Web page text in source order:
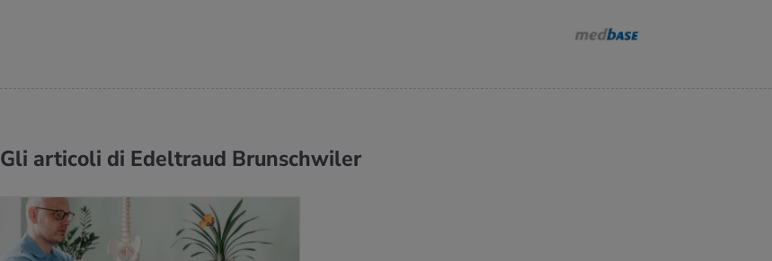
Gli articoli di Edeltraud Brunschwiler